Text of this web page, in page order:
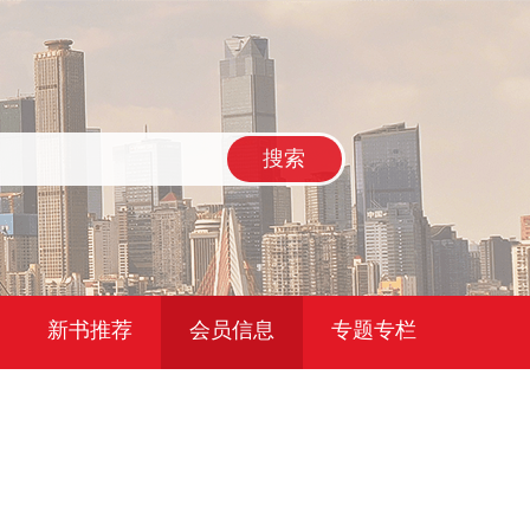
搜索
新书推荐 会员信息 专题专栏